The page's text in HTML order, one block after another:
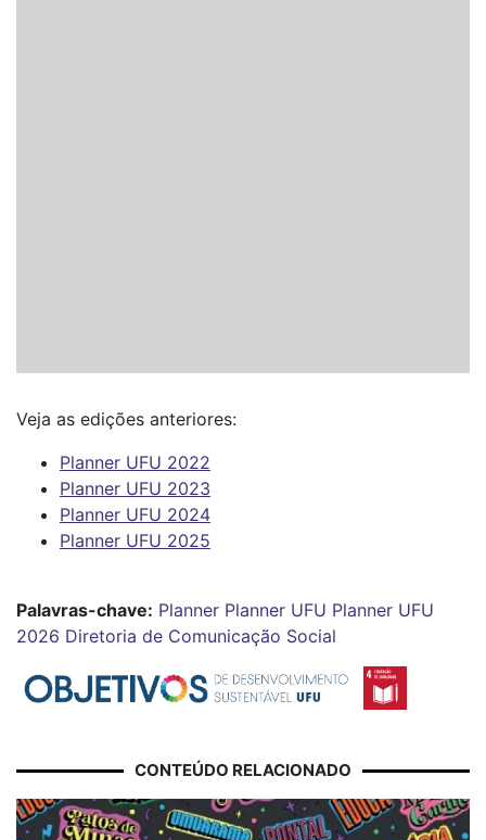
Veja as edições anteriores:
Planner UFU 2022
Planner UFU 2023
Planner UFU 2024
Planner UFU 2025
Palavras-chave: Planner Planner UFU Planner UFU
2026 Diretoria de Comunicação Social
CONTEÚDO RELACIONADO